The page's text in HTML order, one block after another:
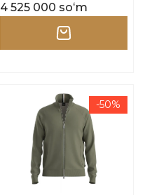
4 525 000 soʻm
-50%